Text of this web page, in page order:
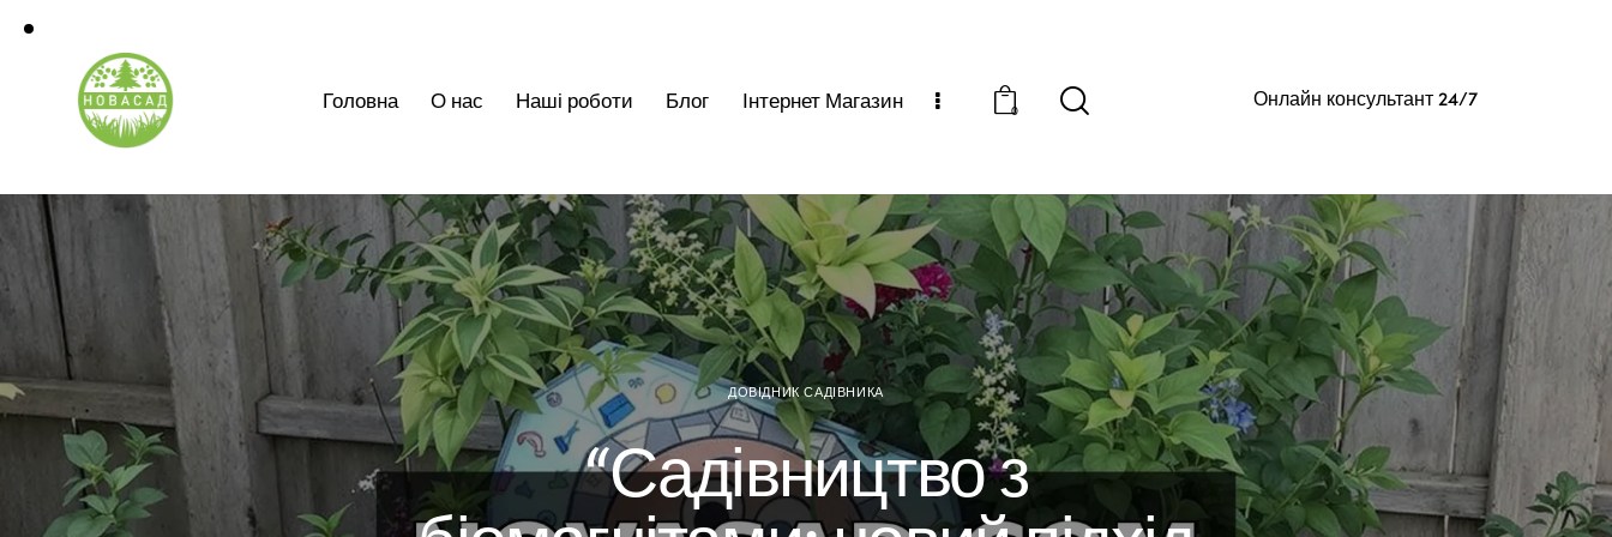
Головна О нас Наші роботи Блог Інтернет Магазин 0
Онлайн консультант 24/7
ДОВІДНИК САДІВНИКА
“Садівництво з